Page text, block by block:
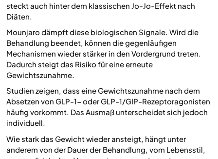
steckt auch hinter dem klassischen Jo-Jo-Effekt nach
Diäten.
Mounjaro dämpft diese biologischen Signale. Wird die
Behandlung beendet, können die gegenläufigen
Mechanismen wieder stärker in den Vordergrund treten.
Dadurch steigt das Risiko für eine erneute
Gewichtszunahme.
Studien zeigen, dass eine Gewichtszunahme nach dem
Absetzen von GLP-1- oder GLP-1/GIP-Rezeptoragonisten
häufig vorkommt. Das Ausmaß unterscheidet sich jedoch
individuell.
Wie stark das Gewicht wieder ansteigt, hängt unter
anderem von der Dauer der Behandlung, vom Lebensstil,